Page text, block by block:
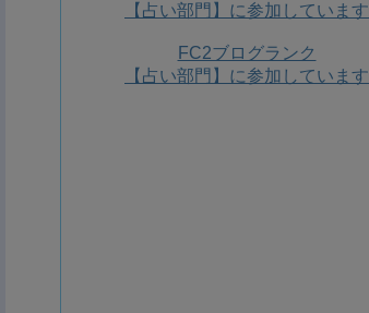
【占い部門】に参加しています
FC2ブログランク
【占い部門】に参加しています